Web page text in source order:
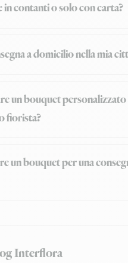
in contanti o solo con carta?
a domicilio nella mia
un bouquet personalizzato
fiorista?
un bouquet per una
Interflora